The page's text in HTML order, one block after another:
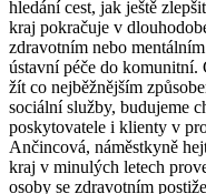
hledání cest, jak ještě
kraj pokračuje v
zdravotním nebo
ústavní péče do komunitní.
žít co nejběžnějším
sociální služby, budujeme
poskytovatele i klienty v
Ančincová, náměstkyně
kraj v minulých letech
osoby se zdravotním